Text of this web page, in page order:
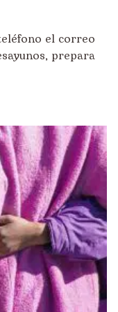
el correo
prepara